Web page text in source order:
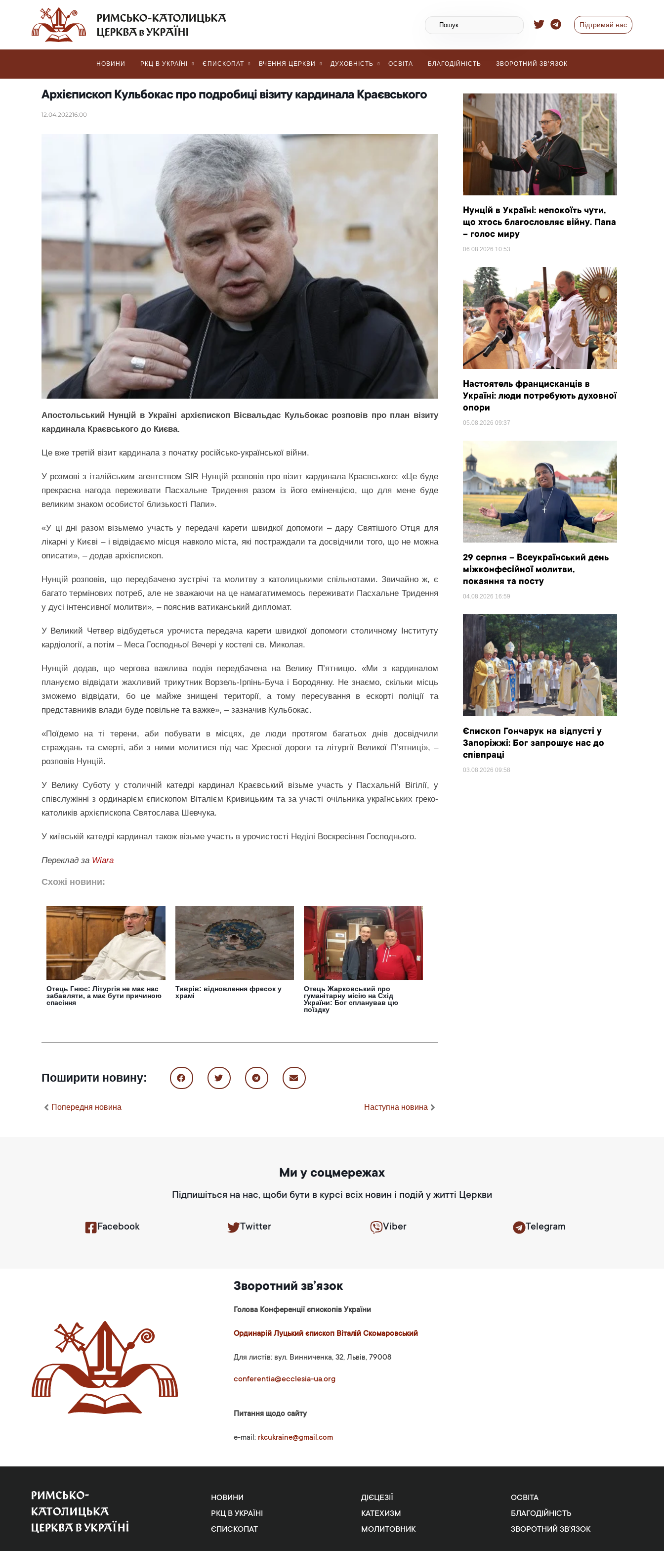
Підтримай нас
НОВИНИ РКЦ В УКРАЇНІ ЄПИСКОПАТ ВЧЕННЯ ЦЕРКВИ ДУХОВНІСТЬ ОСВІТА БЛАГОДІЙНІСТЬ ЗВОРОТНИЙ ЗВ’ЯЗОК
Архієпископ Кульбокас про подробиці візиту кардинала Краєвського
12.04.202216:00
Апостольський Нунцій в Україні архієпископ Вісвальдас Кульбокас розповів про план візиту
кардинала Краєвського до Києва.
Це вже третій візит кардинала з початку російсько-української війни.
У розмові з італійським агентством SIR Нунцій розповів про візит кардинала Краєвського: «Це буде
прекрасна нагода переживати Пасхальне Тридення разом із його еміненцією, що для мене буде
великим знаком особистої близькості Папи».
«У ці дні разом візьмемо участь у передачі карети швидкої допомоги – дару Святішого Отця для
лікарні у Києві – і відвідаємо місця навколо міста, які постраждали та досвідчили того, що не можна
описати», – додав архієпископ.
Нунцій розповів, що передбачено зустрічі та молитву з католицькими спільнотами. Звичайно ж, є
багато термінових потреб, але не зважаючи на це намагатимемось переживати Пасхальне Тридення
у дусі інтенсивної молитви», – пояснив ватиканський дипломат.
У Великий Четвер відбудеться урочиста передача карети швидкої допомоги столичному Інституту
кардіології, а потім – Меса Господньої Вечері у костелі св. Миколая.
Нунцій додав, що чергова важлива подія передбачена на Велику П’ятницю. «Ми з кардиналом
плануємо відвідати жахливий трикутник Ворзель-Ірпінь-Буча і Бородянку. Не знаємо, скільки місць
зможемо відвідати, бо це майже знищені території, а тому пересування в ескорті поліції та
представників влади буде повільне та важке», – зазначив Кульбокас.
«Поїдемо на ті терени, аби побувати в місцях, де люди протягом багатьох днів досвідчили
страждань та смерті, аби з ними молитися під час Хресної дороги та літургії Великої П’ятниці», –
розповів Нунцій.
У Велику Суботу у столичній катедрі кардинал Краєвський візьме участь у Пасхальній Вігілії, у
співслужінні з ординарієм єпископом Віталієм Кривицьким та за участі очільника українських греко-
католиків архієпископа Святослава Шевчука.
У київській катедрі кардинал також візьме участь в урочистості Неділі Воскресіння Господнього.
Переклад за Wiara
Схожі новини:
Отець Гнюс: Літургія не має нас
забавляти, а має бути причиною
спасіння
Тиврів: відновлення фресок у
храмі
Отець Жарковський про
гуманітарну місію на Схід
України: Бог спланував цю
поїздку
Поширити новину:
Попередня новина Наступна новина
Нунцій в Україні: непокоїть чути,
що хтось благословляє війну. Папа
– голос миру
06.08.2026 10:53
Настоятель францисканців в
Україні: люди потребують духовної
опори
05.08.2026 09:37
29 серпня – Всеукраїнський день
міжконфесійної молитви,
покаяння та посту
04.08.2026 16:59
Єпископ Гончарук на відпусті у
Запоріжжі: Бог запрошує нас до
співпраці
03.08.2026 09:58
Ми у соцмережах
Підпишіться на нас, щоби бути в курсі всіх новин і подій у житті Церкви
Facebook Twitter Viber Telegram
Зворотний зв’язок
Голова Конференції єпископів України
Ординарій Луцький єпископ Віталій Скомаровський
Для листів: вул. Винниченка, 32, Львів, 79008
conferentia@ecclesia-ua.org
Питання щодо сайту
e-mail: rkcukraine@gmail.com
НОВИНИ
РКЦ В УКРАЇНІ
ЄПИСКОПАТ
ДІЄЦЕЗІЇ
КАТЕХИЗМ
МОЛИТОВНИК
ОСВІТА
БЛАГОДІЙНІСТЬ
ЗВОРОТНИЙ ЗВ’ЯЗОК